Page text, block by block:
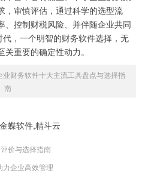
，审慎评估，通过科学的选型流
、控制财税风险、并伴随企业共同
代，一个明智的财务软件选择，无
重要的确定性动力。
财务软件十大主流工具盘点与选择指
南
蝶软件,精斗云
价与选择指南
企业高效管理